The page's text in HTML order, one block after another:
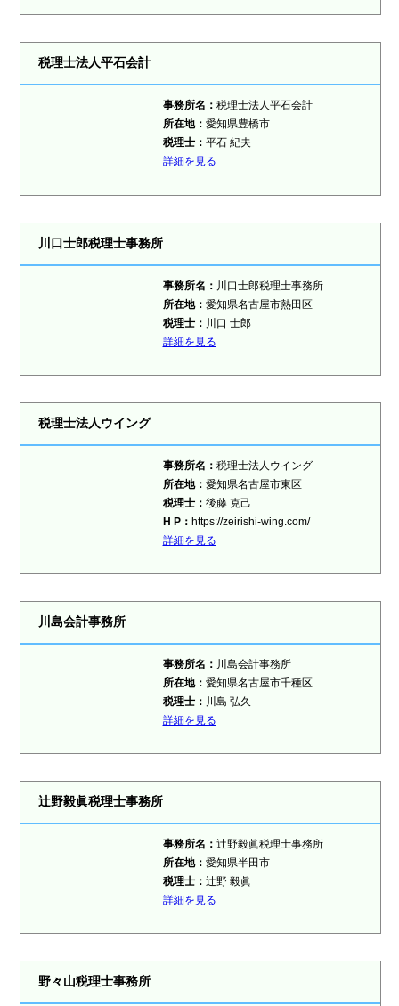
税理士法人平石会計
事務所名： 税理士法人平石会計
所在地： 愛知県豊橋市
税理士： 平石 紀夫
詳細を見る
川口士郎税理士事務所
事務所名： 川口士郎税理士事務所
所在地： 愛知県名古屋市熱田区
税理士： 川口 士郎
詳細を見る
税理士法人ウイング
事務所名： 税理士法人ウイング
所在地： 愛知県名古屋市東区
税理士： 後藤 克己
H P： https://zeirishi-wing.com/
詳細を見る
川島会計事務所
事務所名： 川島会計事務所
所在地： 愛知県名古屋市千種区
税理士： 川島 弘久
詳細を見る
辻野毅眞税理士事務所
事務所名： 辻野毅眞税理士事務所
所在地： 愛知県半田市
税理士： 辻野 毅眞
詳細を見る
野々山税理士事務所